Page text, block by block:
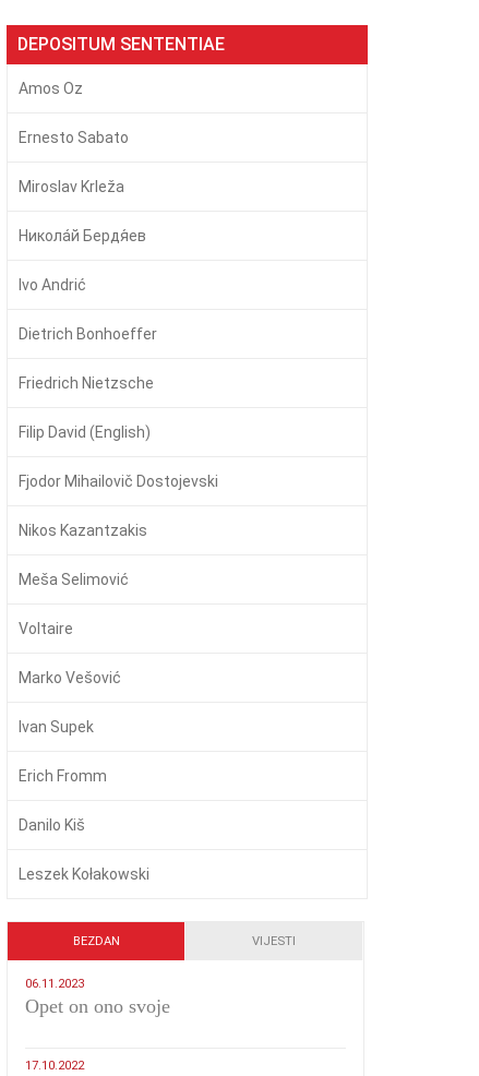
DEPOSITUM SENTENTIAE
Amos Oz
Ernesto Sabato
Miroslav Krleža
Никола́й Бердя́ев
Ivo Andrić
Dietrich Bonhoeffer
Friedrich Nietzsche
Filip David (English)
Fjodor Mihailovič Dostojevski
Nikos Kazantzakis
Meša Selimović
Voltaire
Marko Vešović
Ivan Supek
Erich Fromm
Danilo Kiš
Leszek Kołakowski
BEZDAN VIJESTI
06.11.2023
​Opet on ono svoje
17.10.2022